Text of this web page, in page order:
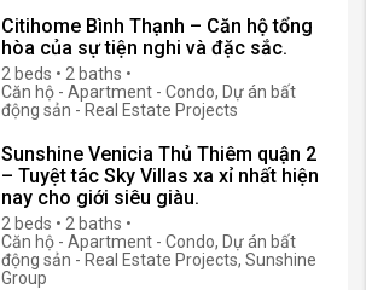
Citihome Bình Thạnh – Căn hộ tổng
hòa của sự tiện nghi và đặc sắc.
2 beds • 2 baths •
Căn hộ - Apartment - Condo, Dự án bất
động sản - Real Estate Projects
Sunshine Venicia Thủ Thiêm quận 2
– Tuyệt tác Sky Villas xa xỉ nhất hiện
nay cho giới siêu giàu.
2 beds • 2 baths •
Căn hộ - Apartment - Condo, Dự án bất
động sản - Real Estate Projects, Sunshine
Group